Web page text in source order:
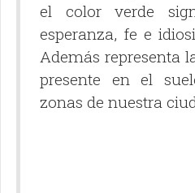
el color verde
esperanza, fe e
Además representa
presente en el
zonas de nuestra